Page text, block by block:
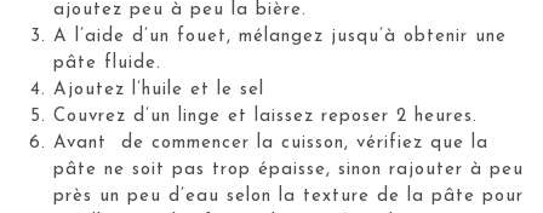
ajoutez peu à peu la bière.
A l’aide d’un fouet, mélangez jusqu’à obtenir une
pâte fluide.
Ajoutez l’huile et le sel
Couvrez d’un linge et laissez reposer 2 heures.
Avant de commencer la cuisson, vérifiez que la
pâte ne soit pas trop épaisse, sinon rajouter à peu
près un peu d’eau selon la texture de la pâte pour